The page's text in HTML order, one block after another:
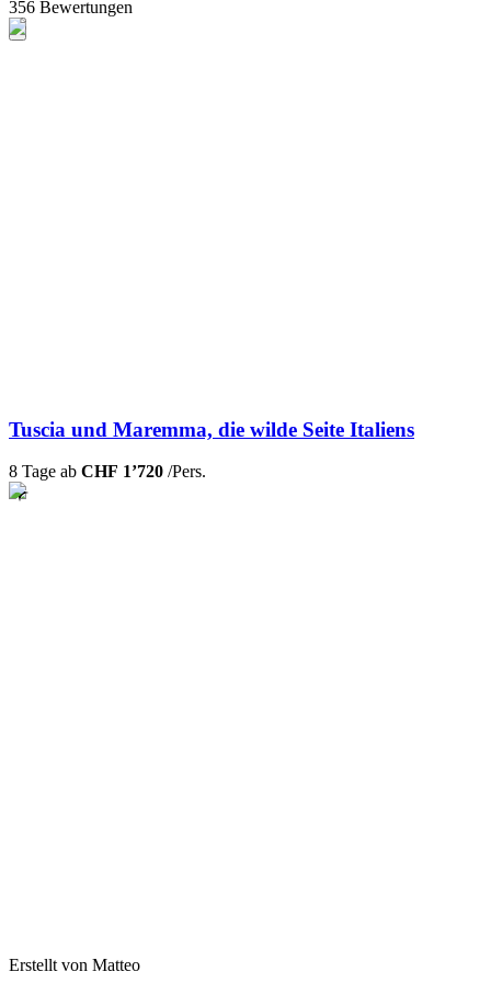
356 Bewertungen
Tuscia und Maremma, die wilde Seite Italiens
8 Tage ab CHF 1’720 /Pers.
Erstellt von Matteo